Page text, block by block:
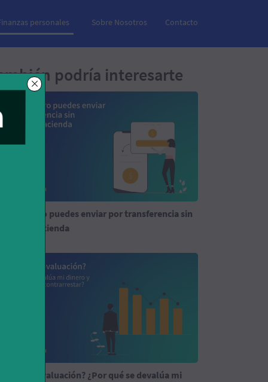
personales Sobre Nosotros Contacto
podría interesarte
dinero puedes enviar por transferencia sin
a Hacienda
es la devaluación? ¿Por qué se devalúa mi